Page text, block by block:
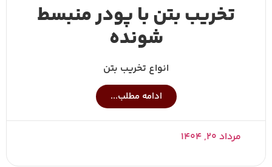
تخریب بتن با پودر منبسط
شونده
انواع تخریب بتن
ادامه مطلب...
مرداد ۲۰, ۱۴۰۴